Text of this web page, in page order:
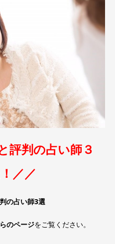
評判の占い師３
／／
の占い師3選
のページをご覧ください。